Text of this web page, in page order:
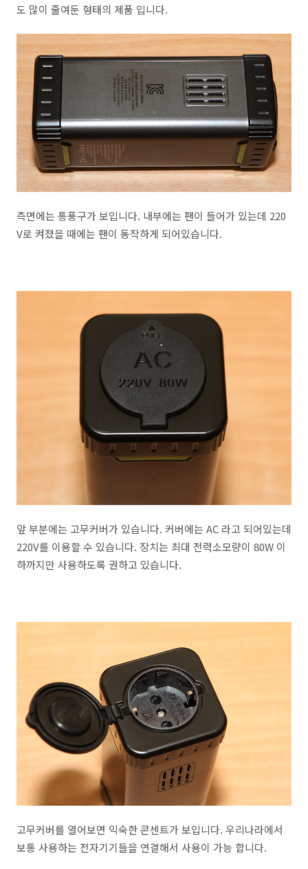
도 많이 줄여둔 형태의 제품 입니다.
측면에는 통풍구가 보입니다. 내부에는 팬이 들어가 있는데 220
V로 켜졌을 때에는 팬이 동작하게 되어있습니다.
앞 부분에는 고무커버가 있습니다. 커버에는 AC 라고 되어있는데
220V를 이용할 수 있습니다. 장치는 최대 전력소모량이 80W 이
하까지만 사용하도록 권하고 있습니다.
고무커버를 열어보면 익숙한 콘센트가 보입니다. 우리나라에서
보통 사용하는 전자기기들을 연결해서 사용이 가능 합니다.